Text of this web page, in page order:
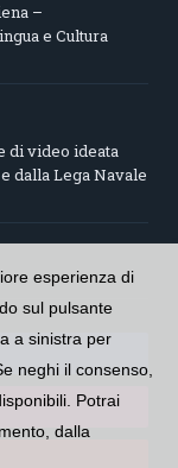
–
e Cultura
di video ideata
dalla Lega Navale
esperienza di
sul pulsante
a sinistra per
neghi il consenso,
Potrai
dalla